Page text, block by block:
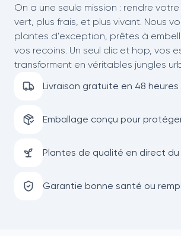
On a une seule mission : rendre
vert, plus frais, et plus vivant. Nous
plantes d'exception, prêtes à
vos recoins. Un seul clic et hop, vos
transforment en véritables jungles
Livraison gratuite en 48 heures
Emballage conçu pour
Plantes de qualité en direct
Garantie bonne santé ou